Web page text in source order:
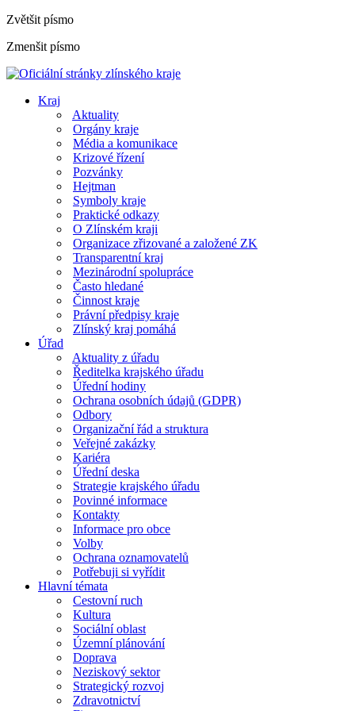
Zvětšit písmo
Zmenšit písmo
Kraj
Aktuality
Orgány kraje
Média a komunikace
Krizové řízení
Pozvánky
Hejtman
Symboly kraje
Praktické odkazy
O Zlínském kraji
Organizace zřizované a založené ZK
Transparentní kraj
Mezinárodní spolupráce
Často hledané
Činnost kraje
Právní předpisy kraje
Zlínský kraj pomáhá
Úřad
Aktuality z úřadu
Ředitelka krajského úřadu
Úřední hodiny
Ochrana osobních údajů (GDPR)
Odbory
Organizační řád a struktura
Veřejné zakázky
Kariéra
Úřední deska
Strategie krajského úřadu
Povinné informace
Kontakty
Informace pro obce
Volby
Ochrana oznamovatelů
Potřebuji si vyřídit
Hlavní témata
Cestovní ruch
Kultura
Sociální oblast
Územní plánování
Doprava
Neziskový sektor
Strategický rozvoj
Zdravotnictví